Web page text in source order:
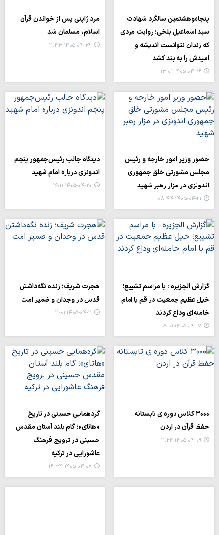
پنجاه‌وهشتمین سالگرد شهادت
سید اسماعیل بلخی؛ روایت مردی
که زندان نتوانست اندیشه و
امیدش را به بند کشد
۱۴۰۵-۰۴-۲۶ ۱۳:۰۱
مرد ژاپنی پس از خواندن قرآن
اسلام، مسلمان شد
۱۴۰۵-۰۴-۲۴ ۱۱:۴۳
حضور وزیر امور خارجه و رئیس
مجلس مشورتی خلق جمهوری
اندونزی در مزار رهبر شهید
۱۴۰۵-۰۴-۲۱ ۰۸:۴۴
دیدگاه جالب رئیس‌جمهور پنجم
اندونزی درباره امام شهید
۱۴۰۵-۰۴-۲۰ ۱۶:۱۱
گزارش الجزیره : با مراسم تشییع؛
خیل عظیم جمعیت در قم با امام
خامنه‌ای وداع کردند
۱۴۰۵-۰۴-۱۷ ۰۹:۰۱
هجرت شریف؛ زنده‌ نگه‌داشتن
قدس در وجدان و ضمیر امت
۱۴۰۵-۰۴-۱۱ ۱۱:۰۱
۳۰۰۰ کلاس دوره ی تابستانه
حفظ قرآن در اردن
۱۴۰۵-۰۴-۰۹ ۱۱:۲۴
گردهمایی حسینی در تاریخ
«هاتای»؛ گام بلند آستان مقدس
حسینی در ترویج فرهنگ
عاشورایی در ترکیه
۱۴۰۵-۰۴-۰۸ ۱۶:۳۴